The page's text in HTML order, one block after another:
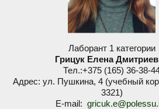
Лаборант 1 категории
Грицук Елена
Тел.:+375 (165) 36-38-
Адрес: ул. Пушкина, 4 (учебный
3321)
E-mail: